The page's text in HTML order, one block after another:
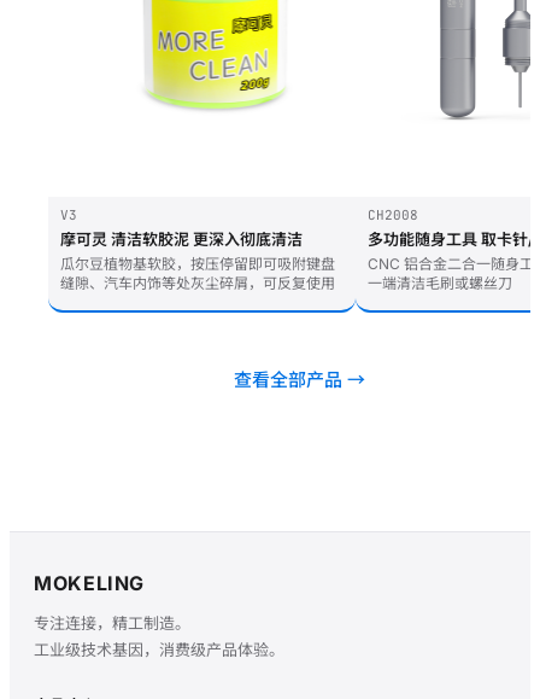
V3
摩可灵 清洁软胶泥 更深入彻底清洁
瓜尔豆植物基软胶，按压停留即可吸附键盘
缝隙、汽车内饰等处灰尘碎屑，可反复使用
CH2008
多功能随身工具 取卡针/
CNC 铝合金二合一随身工
一端清洁毛刷或螺丝刀
查看全部产品 →
MOKELING
专注连接，精工制造。
工业级技术基因，消费级产品体验。